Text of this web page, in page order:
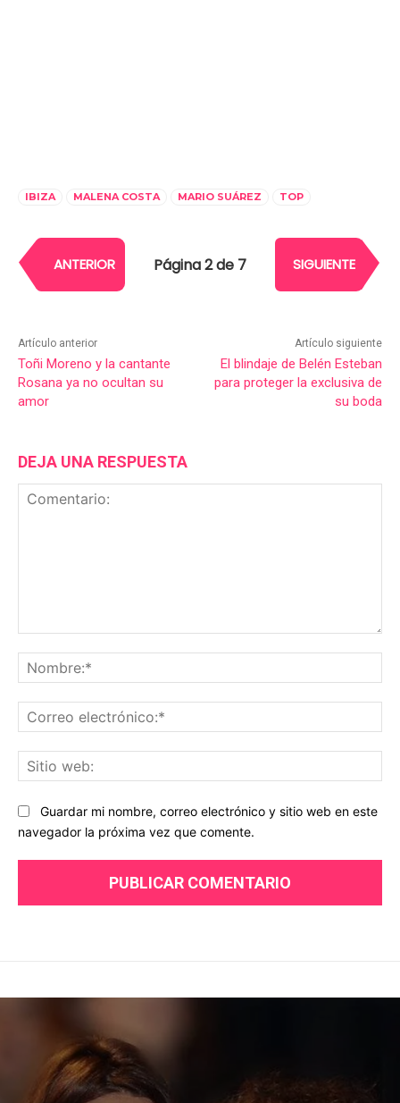
IBIZA MALENA COSTA MARIO SUÁREZ TOP
ANTERIOR Página 2 de 7 SIGUIENTE
Artículo anterior
Toñi Moreno y la cantante
Rosana ya no ocultan su
amor
Artículo siguiente
El blindaje de Belén Esteban
para proteger la exclusiva de
su boda
DEJA UNA RESPUESTA
Guardar mi nombre, correo electrónico y sitio web en este
navegador la próxima vez que comente.